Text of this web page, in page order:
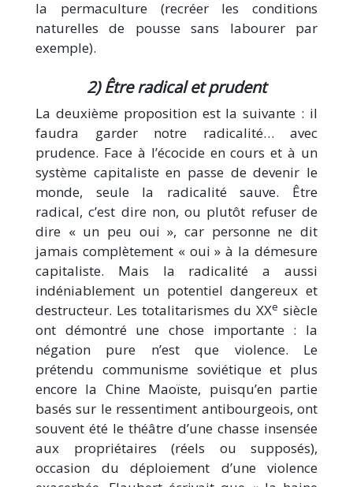
la permaculture (recréer les conditions
naturelles de pousse sans labourer par
exemple).
2) Être radical et prudent
La deuxième proposition est la suivante : il
faudra garder notre radicalité… avec
prudence. Face à l’écocide en cours et à un
système capitaliste en passe de devenir le
monde, seule la radicalité sauve. Être
radical, c’est dire non, ou plutôt refuser de
dire « un peu oui », car personne ne dit
jamais complètement « oui » à la démesure
capitaliste. Mais la radicalité a aussi
indéniablement un potentiel dangereux et
destructeur. Les totalitarismes du XXe siècle
ont démontré une chose importante : la
négation pure n’est que violence. Le
prétendu communisme soviétique et plus
encore la Chine Maoïste, puisqu’en partie
basés sur le ressentiment antibourgeois, ont
souvent été le théâtre d’une chasse insensée
aux propriétaires (réels ou supposés),
occasion du déploiement d’une violence